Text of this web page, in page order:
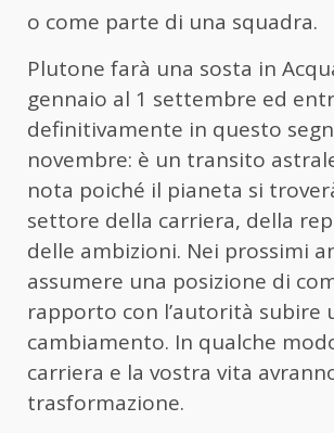
o come parte di una squadra.
Plutone farà una sosta in
gennaio al 1 settembre ed
definitivamente in questo
novembre: è un transito
nota poiché il pianeta si
settore della carriera, della
delle ambizioni. Nei prossimi
assumere una posizione di
rapporto con l’autorità subire
cambiamento. In qualche
carriera e la vostra vita
trasformazione.